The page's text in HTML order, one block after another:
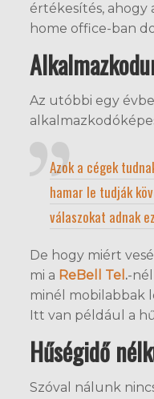
értékesítés, ahogy
home office-ban
Az utóbbi egy
Azok a cégek
hamar le tudják
válaszokat adnak
De hogy miért
mi a ReBell Tel .-
minél mobilabbak
Itt van például a
Hűségidő
Szóval nálunk